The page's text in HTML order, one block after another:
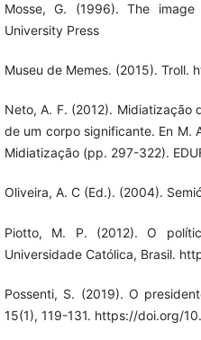
Mosse, G. (1996). The
University Press
Museu de Memes. (2015). Troll.
Neto, A. F. (2012). Midiatização
de um corpo significante. En M.
Midiatização (pp. 297-322).
Oliveira, A. C (Ed.). (2004).
Piotto, M. P. (2012). O
Universidade Católica, Brasil.
Possenti, S. (2019). O
15(1), 119-131. https://doi.org/